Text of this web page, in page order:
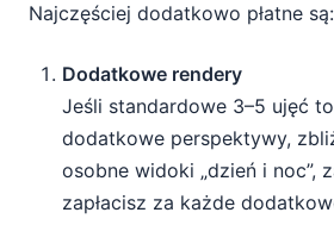
Najczęściej dodatkowo płatne są:
Dodatkowe rendery
Jeśli standardowe 3–5 ujęć
dodatkowe perspektywy,
osobne widoki „dzień i noc”,
zapłacisz za każde